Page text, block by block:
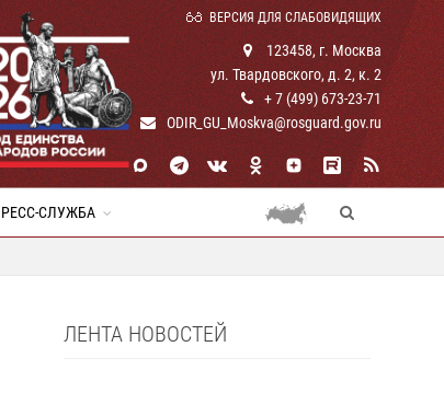
ВЕРСИЯ ДЛЯ СЛАБОВИДЯЩИХ
123458, г. Москва
ул. Твардовского, д. 2, к. 2
+ 7 (499) 673-23-71
ODIR_GU_Moskva@rosguard.gov.ru
СЛУЖБА
ЛЕНТА НОВОСТЕЙ